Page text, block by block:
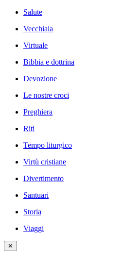
Salute
Vecchiaia
Virtuale
Bibbia e dottrina
Devozione
Le nostre croci
Preghiera
Riti
Tempo liturgico
Virtù cristiane
Divertimento
Santuari
Storia
Viaggi
✕